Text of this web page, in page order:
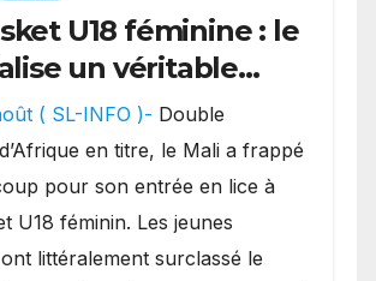
U18 féminine : le
un véritable
offensif et inflige
défaite au
( SL-INFO )- Double
en titre, le Mali a frappé
pour son entrée en lice à
U18 féminin. Les jeunes
littéralement surclassé le